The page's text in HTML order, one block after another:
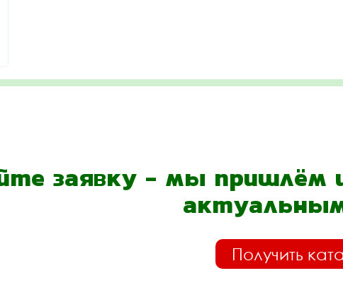
заявку - мы пришлём
Получить